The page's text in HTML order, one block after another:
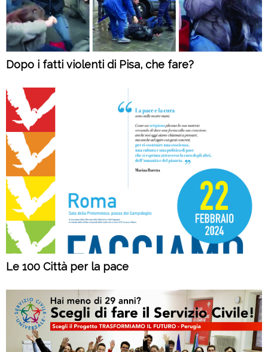
Dopo i fatti violenti di Pisa, che fare?
Le 100 Città per la pace